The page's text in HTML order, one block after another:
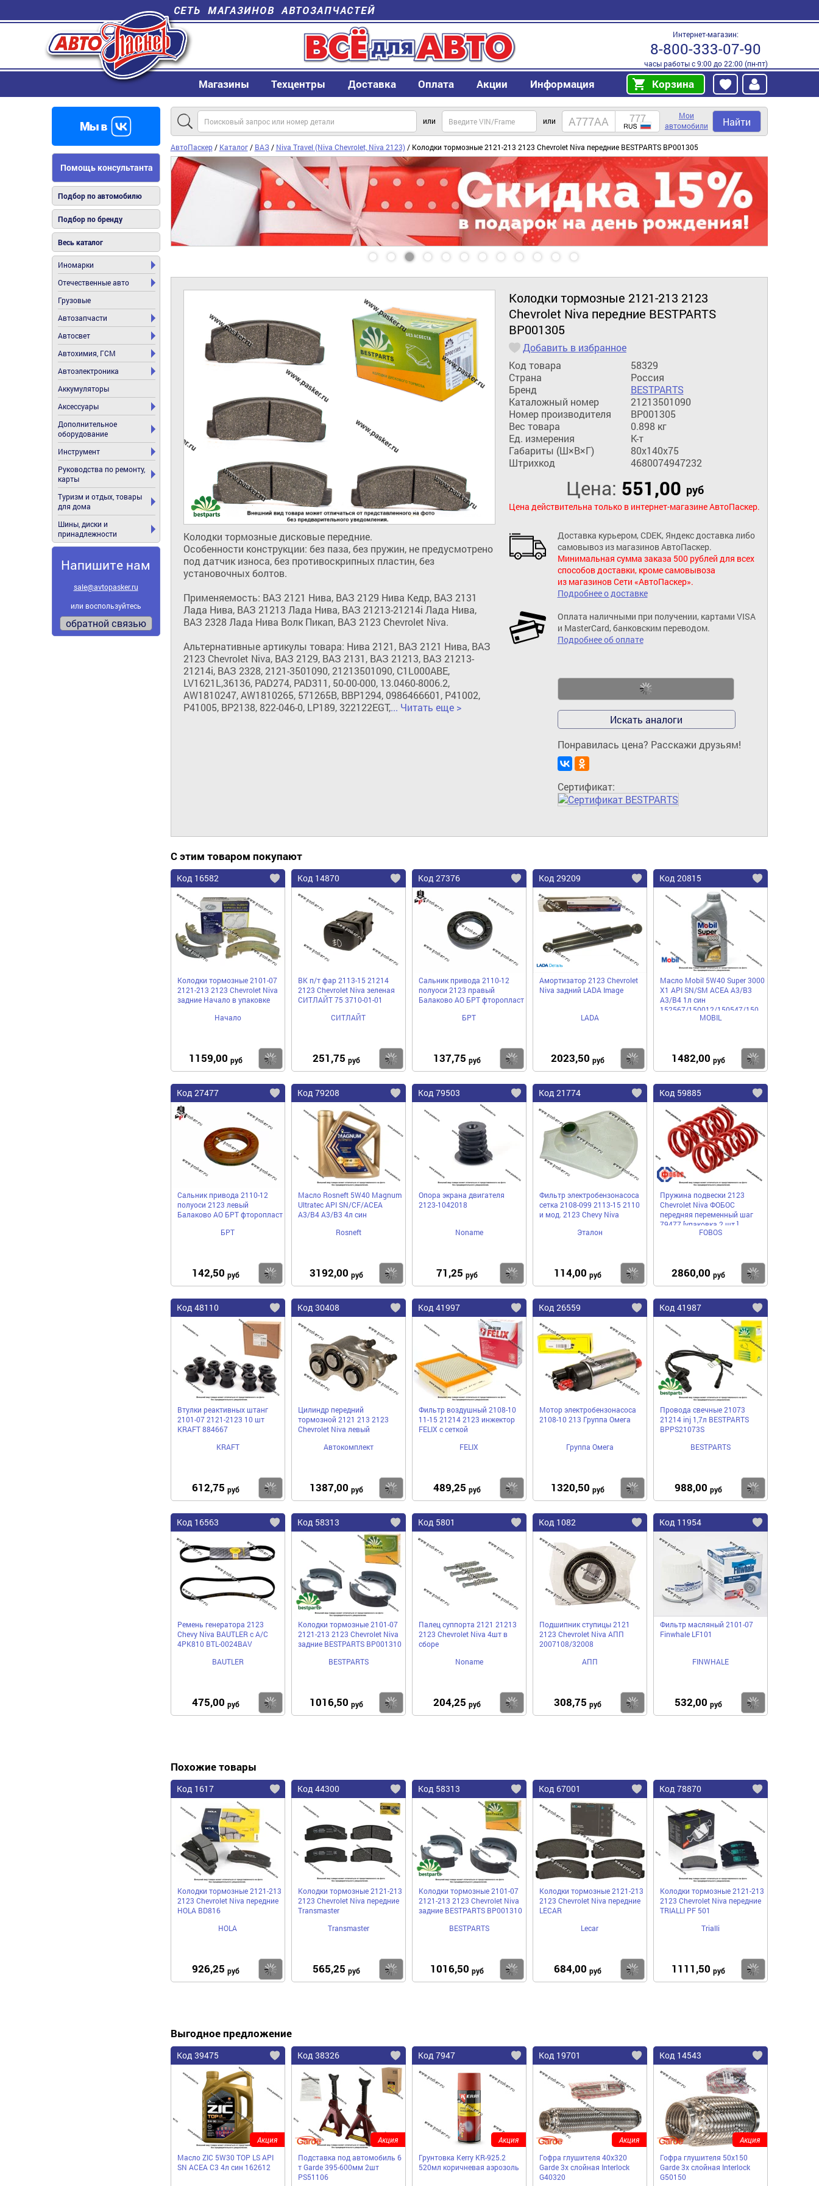
СЕТЬ МАГАЗИНОВ АВТОЗАПЧАСТЕЙ
Интернет-магазин:
8-800-333-07-90
часы работы с 9:00 до 22:00 (пн-пт)
Магазины Техцентры Доставка Оплата Акции Информация Корзина
Помощь консультанта
Подбор по автомобилю
Подбор по бренду
Весь каталог
Иномарки
Отечественные авто
Грузовые
Автозапчасти
Автосвет
Автохимия, ГСМ
Автоэлектроника
Аккумуляторы
Аксессуары
Дополнительное
оборудование
Инструмент
Руководства по ремонту,
карты
Туризм и отдых, товары
для дома
Шины, диски и
принадлежности
Напишите нам
sale@avtopasker.ru
или воспользуйтесь
обратной связью
или или
Мои
автомобили
Найти
АвтоПаскер/ Каталог/ ВАЗ/ Niva Travel (Niva Chevrolet, Niva 2123)/ Колодки тормозные 2121-213 2123 Chevrolet Niva передние BESTPARTS BP001305
Колодки тормозные 2121-213 2123
Chevrolet Niva передние BESTPARTS
BP001305
Добавить в избранное
Код товара
58329
Страна
Россия
Бренд
BESTPARTS
Каталожный номер
21213501090
Номер производителя
BP001305
Вес товара
0.898 кг
Ед. измерения
К-т
Габариты (Ш×В×Г)
80x140x75
Штрихкод
4680074947232
Цена: 551,00 руб
Цена действительна только в интернет-магазине АвтоПаскер.
Доставка курьером, CDEK, Яндекс доставка либо
самовывоз из магазинов АвтоПаскер.
Минимальная сумма заказа 500 рублей для всех
способов доставки, кроме самовывоза
из магазинов Сети «АвтоПаскер».
Подробнее о доставке
Оплата наличными при получении, картами VISA
и MasterCard, банковским переводом.
Подробнее об оплате
Добавить в корзину
Искать аналоги
Понравилась цена? Расскажи друзьям!
Сертификат:
Колодки тормозные дисковые передние.
Особенности конструкции: без паза, без пружин, не предусмотрено
под датчик износа, без противоскрипных пластин, без
установочных болтов.
Применяемость: ВАЗ 2121 Нива, ВАЗ 2129 Нива Кедр, ВАЗ 2131
Лада Нива, ВАЗ 21213 Лада Нива, ВАЗ 21213-21214i Лада Нива,
ВАЗ 2328 Лада Нива Волк Пикап, ВАЗ 2123 Chevrolet Niva.
Альтернативные артикулы товара: Нива 2121, ВАЗ 2121 Нива, ВАЗ
2123 Chevrolet Niva, ВАЗ 2129, ВАЗ 2131, ВАЗ 21213, ВАЗ 21213-
21214i, ВАЗ 2328, 2121-3501090, 21213501090, C1L000ABE,
LV1621L,36136, PAD274, PAD311, 50-00-000, 13.0460-8006.2,
AW1810247, AW1810265, 571265B, BBP1294, 0986466601, P41002,
P41005, BP2138, 822-046-0, LP189, 322122EGT,... Читать еще >
С этим товаром покупают
Код 16582
Колодки тормозные 2101-07
2121-213 2123 Chevrolet Niva
задние Начало в упаковке
Начало
1159,00 руб Купить
Код 14870
ВК п/т фар 2113-15 21214
2123 Chevrolet Niva зеленая
СИТЛАЙТ 75 3710-01-01
СИТЛАЙТ
251,75 руб Купить
Код 27376
Сальник привода 2110-12
полуоси 2123 правый
Балаково АО БРТ фторопласт
БРТ
137,75 руб Купить
Код 29209
Амортизатор 2123 Chevrolet
Niva задний LADA Image
LADA
2023,50 руб Купить
Код 20815
Масло Mobil 5W40 Super 3000
X1 API SN/SM ACEA A3/B3
A3/B4 1л син
MOBIL
1482,00 руб
Код 27477
Сальник привода 2110-12
полуоси 2123 левый
Балаково АО БРТ фторопласт
БРТ
142,50 руб Купить
Код 79208
Масло Rosneft 5W40 Magnum
Ultratec API SN/CF/ACEA
A3/B4 A3/B3 4л син
Rosneft
3192,00 руб Купить
Код 79503
Опора экрана двигателя
2123-1042018
Noname
71,25 руб Купить
Код 21774
Фильтр электробензонасоса
сетка 2108-099 2113-15 2110
и мод. 2123 Chevy Niva
Эталон
114,00 руб Купить
Код 59885
Пружина подвески 2123
Chevrolet Niva ФОБОС
передняя переменный шаг
79477 [упаковка 2 шт.]
FOBOS
2860,00 руб
Код 48110
Втулки реактивных штанг
2101-07 2121-2123 10 шт
KRAFT 884667
KRAFT
612,75 руб Купить
Код 30408
Цилиндр передний
тормозной 2121 213 2123
Chevrolet Niva левый
Автокомплект
1387,00 руб Купить
Код 41997
Фильтр воздушный 2108-10
11-15 21214 2123 инжектор
FELIX с сеткой
FELIX
489,25 руб Купить
Код 26559
Мотор электробензонасоса
2108-10 213 Группа Омега
Группа Омега
1320,50 руб Купить
Код 41987
Провода свечные 21073
21214 inj 1,7л BESTPARTS
BPPS21073S
BESTPARTS
988,00 руб
Код 16563
Ремень генератора 2123
Chevy Niva BAUTLER c A/C
4PK810 BTL-0024BAV
BAUTLER
475,00 руб Купить
Код 58313
Колодки тормозные 2101-07
2121-213 2123 Chevrolet Niva
задние BESTPARTS BP001310
BESTPARTS
1016,50 руб Купить
Код 5801
Палец суппорта 2121 21213
2123 Chevrolet Niva 4шт в
сборе
Noname
204,25 руб Купить
Код 1082
Подшипник ступицы 2121
2123 Chevrolet Niva АПП
2007108/32008
АПП
308,75 руб Купить
Код 11954
Фильтр масляный 2101-07
Finwhale LF101
FINWHALE
532,00 руб
Похожие товары
Код 1617
Колодки тормозные 2121-213
2123 Chevrolet Niva передние
HOLA BD816
HOLA
926,25 руб Купить
Код 44300
Колодки тормозные 2121-213
2123 Chevrolet Niva передние
Transmaster
Transmaster
565,25 руб Купить
Код 58313
Колодки тормозные 2101-07
2121-213 2123 Chevrolet Niva
задние BESTPARTS BP001310
BESTPARTS
1016,50 руб Купить
Код 67001
Колодки тормозные 2121-213
2123 Chevrolet Niva передние
LECAR
Lecar
684,00 руб Купить
Код 78870
Колодки тормозные 2121-213
2123 Chevrolet Niva передние
TRIALLI PF 501
Trialli
1111,50 руб
Выгодное предложение
Код 39475
Масло ZIC 5W30 TOP LS API
SN ACEA C3 4л син 162612
Акция
Код 38326
Подставка под автомобиль 6
т Garde 395-600мм 2шт
PS51106
Акция
Код 7947
Грунтовка Kerry KR-925.2
520мл коричневая аэрозоль
Акция
Код 19701
Гофра глушителя 40x320
Garde 3х слойная Interloсk
G40320
Акция
Код 14543
Гофра глушителя 50x150
Garde 3х слойная Interloсk
G50150
Акция